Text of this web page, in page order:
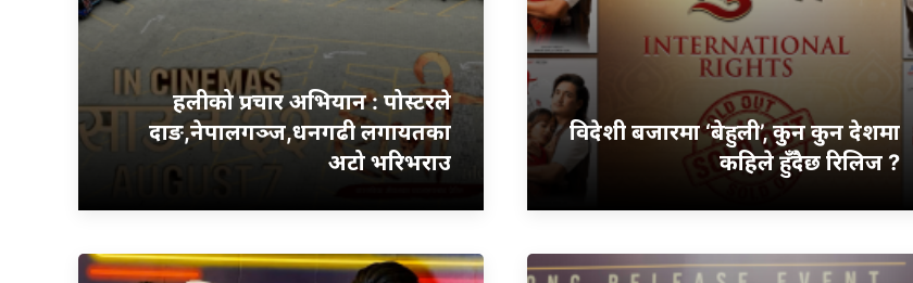
हलीको प्रचार अभियान : पोस्टरले
दाङ,नेपालगञ्ज,धनगढी लगायतका
अटो भरिभराउ
विदेशी बजारमा ‘बेहुली’, कुन कुन देशमा
कहिले हुँदैछ रिलिज ?